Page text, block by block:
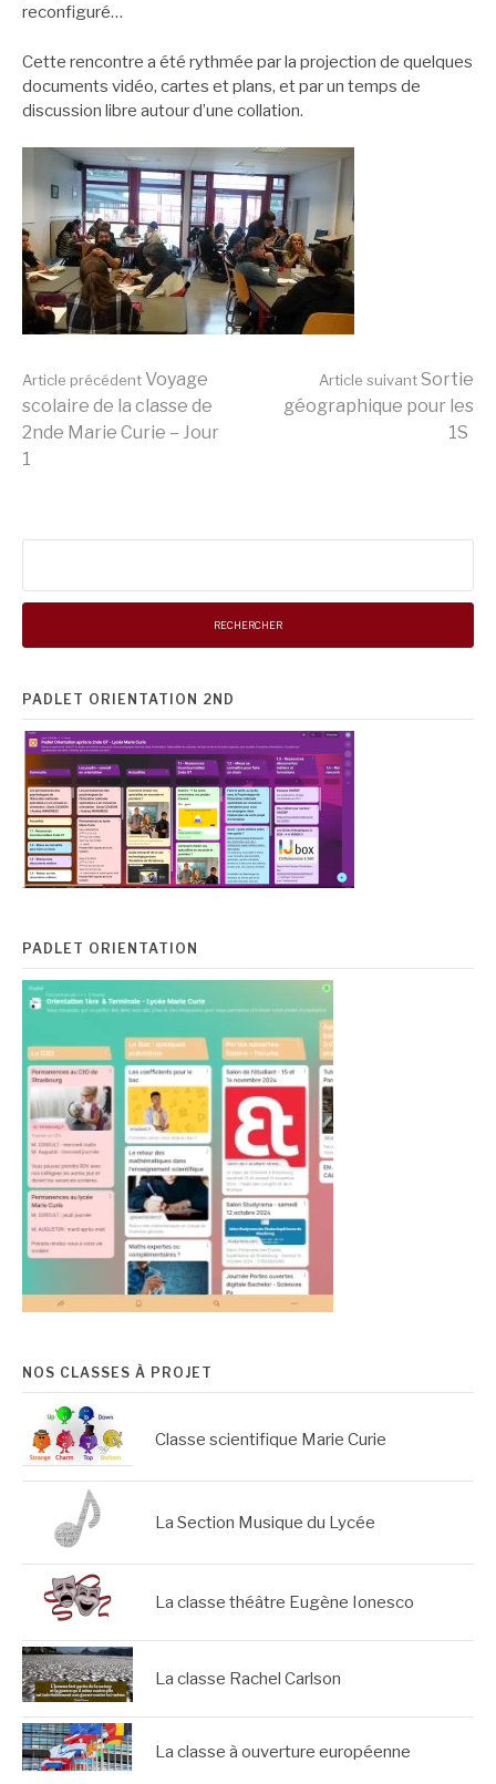
reconfiguré…
Cette rencontre a été rythmée par la projection de quelques
documents vidéo, cartes et plans, et par un temps de
discussion libre autour d’une collation.
Lire
la
suite
Article précédent Voyage
scolaire de la classe de
2nde Marie Curie – Jour
1
Article suivantSortie
géographique pour les
1S
PADLET ORIENTATION 2ND
PADLET ORIENTATION
NOS CLASSES À PROJET
Classe scientifique Marie Curie
La Section Musique du Lycée
La classe théâtre Eugène Ionesco
La classe Rachel Carlson
La classe à ouverture européenne